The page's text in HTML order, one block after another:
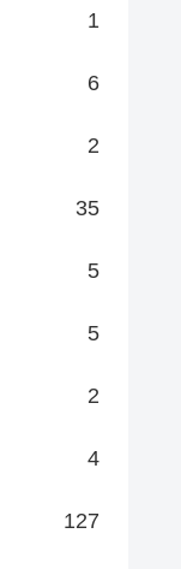
1
6
2
35
5
5
2
4
127